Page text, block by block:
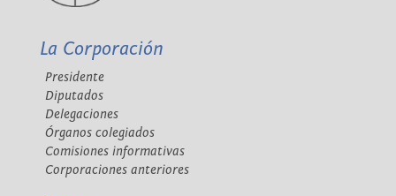
La Corporación
Presidente
Diputados
Delegaciones
Órganos colegiados
Comisiones informativas
Corporaciones anteriores